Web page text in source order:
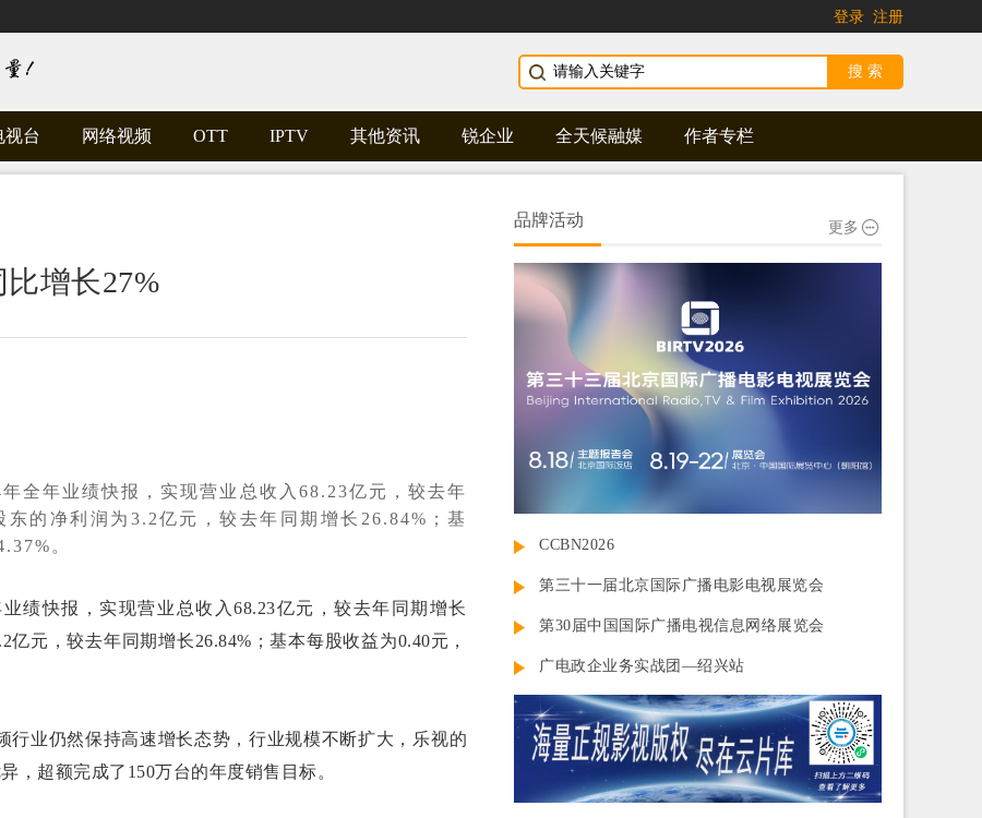
登录 注册
视台 网络视频 OTT IPTV 其他资讯 锐企业 全天候融媒 作者专栏
增长27%
全年业绩快报，实现营业总收入68.23亿元，较去年
的净利润为3.2亿元，较去年同期增长26.84%；基
。
快报，实现营业总收入68.23亿元，较去年同期增长
元，较去年同期增长26.84%；基本每股收益为0.40元，
业仍然保持高速增长态势，行业规模不断扩大，乐视的
，超额完成了150万台的年度销售目标。
品牌活动 更多
CCBN2026
第三十一届北京国际广播电影电视展览会
第30届中国国际广播电视信息网络展览会
广电政企业务实战团—绍兴站